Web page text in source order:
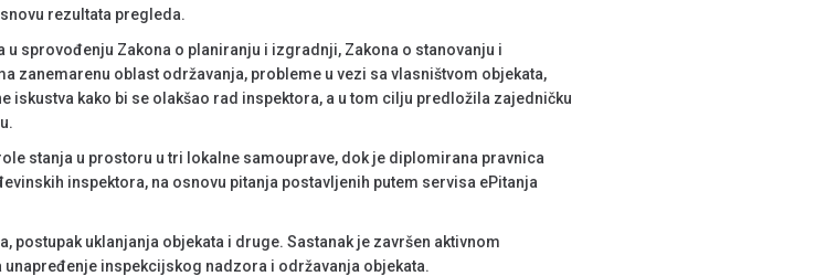
rezultata pregleda.
sprovođenju Zakona o planiranju i izgradnji, Zakona o stanovanju i
zanemarenu oblast održavanja, probleme u vezi sa vlasništvom objekata,
iskustva kako bi se olakšao rad inspektora, a u tom cilju predložila zajedničku
stanja u prostoru u tri lokalne samouprave, dok je diplomirana pravnica
inspektora, na osnovu pitanja postavljenih putem servisa ePitanja
uklanjanja objekata i druge. Sastanak je završen aktivnom
inspekcijskog nadzora i održavanja objekata.